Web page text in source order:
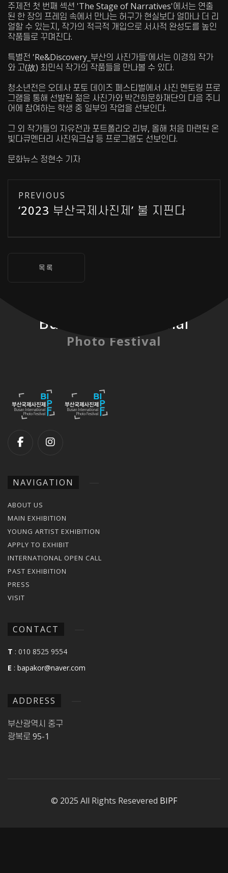
주제전 첫 번째 섹션 'The Stage of Narratives'에서는 연출
된 한 장의 프레임 속에서 만나는 허구가 현실보다 얼마나 더 리
얼할 수 있는지, 작가의 적극적 개입으로 서사적 완성도를 높인
작품들로 꾸며진다.
특별전 'Re&Discovery_부산의 사진가들'에서는 이경희 작가
와 고(故) 최민식 작가의 작품들을 만나볼 수 있다.
청소년전은 오데사 포토 데이즈 페스티벌에서 사진 멘토링 프로
그램을 통해 선발된 젊은 사진가와 박건희문화재단의 다음 주니
어에 참여하는 학생 중 일부의 작업을 선보인다.
그 외 작가들의 자유전과 포트폴리오 리뷰, 올해 처음 마련된 온
빛다큐멘터리 사진워크샵 등 프로그램도 선보인다.
문화뉴스 정현수 기자
PREVIOUS
‘2023 부산국제사진제’ 불 지핀다
Busan International
Photo Festival
NAVIGATION
ABOUT US
MAIN EXHIBITION
YOUNG ARTIST EXHIBITION
APPLY TO EXHIBIT
INTERNATIONAL OPEN CALL
PAST EXHIBITION
PRESS
VISIT
CONTACT
T : 010 8525 9554
E : bapakor@naver.com
ADDRESS
부산광역시 중구
광복로 95-1
© 2025 All Rights Resevered BIPF